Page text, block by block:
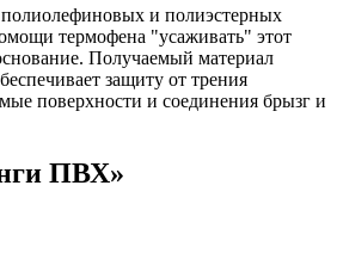
и полиэстерных
термофена "усаживать" этот
Получаемый материал
защиту от трения
поверхности и соединения брызг и
ПВХ»